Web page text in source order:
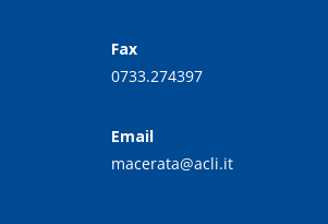
Fax
0733.274397
Email
macerata@acli.it